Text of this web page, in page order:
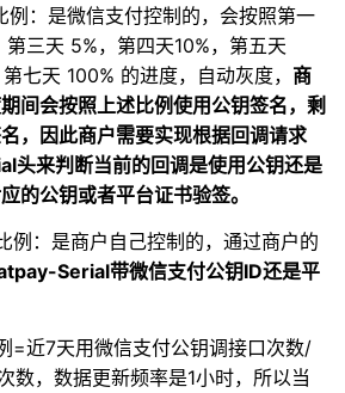
例：是微信支付控制的，会按照第一
第三天 5%，第四天10%，第五天
七天 100% 的进度，自动灰度， 商
间会按照上述比例使用公钥签名，剩
，因此商户需要实现根据回调请求
来判断当前的回调是使用公钥还是
的公钥或者平台证书验签。
例：是商户自己控制的，通过商户的
Serial带微信支付公钥ID还是平
=近7天用微信支付公钥调接口次数/
数，数据更新频率是1小时，所以当